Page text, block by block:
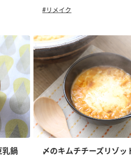
ドリンク 味ぽん
の豆知識 鍋奉行マニュアル
#リメイク
乳鍋 〆のキムチチーズリゾッ